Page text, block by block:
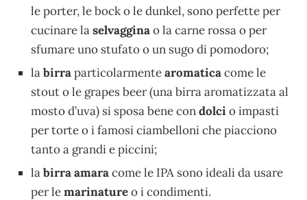
le porter, le bock o le dunkel, sono perfette per
cucinare laselvagginao la carne rossa o per
sfumare uno stufato o un sugo di pomodoro;
labirraparticolarmentearomaticacome le
stout o le grapes beer (una birra aromatizzata al
mosto d’uva) si sposa bene condolcio impasti
per torte o i famosi ciambelloni che piacciono
tanto a grandi e piccini;
labirra amaracome le IPA sono ideali da usare
per lemarinatureo i condimenti.